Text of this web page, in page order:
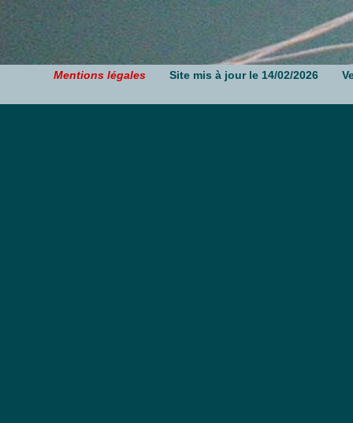
Mentions légales Site mis à jour le 14/02/2026